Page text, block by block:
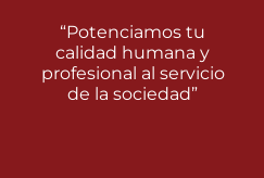
“Potenciamos tu
calidad humana y
profesional al servicio
de la sociedad”